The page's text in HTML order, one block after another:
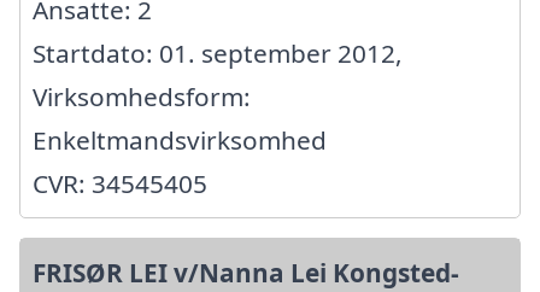
Ansatte: 2
Startdato: 01. september 2012,
Virksomhedsform:
Enkeltmandsvirksomhed
CVR: 34545405
FRISØR LEI v/Nanna Lei Kongsted-